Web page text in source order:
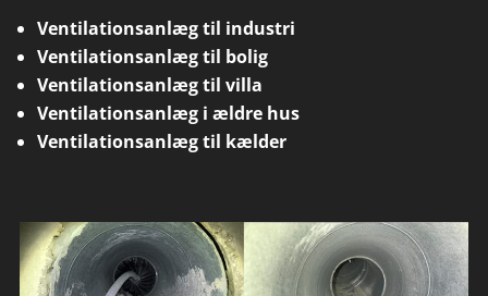
Ventilationsanlæg til industri
Ventilationsanlæg til bolig
Ventilationsanlæg til villa
Ventilationsanlæg i ældre hus
Ventilationsanlæg til kælder